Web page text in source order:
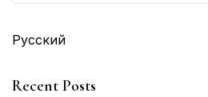
Русский
Recent Posts